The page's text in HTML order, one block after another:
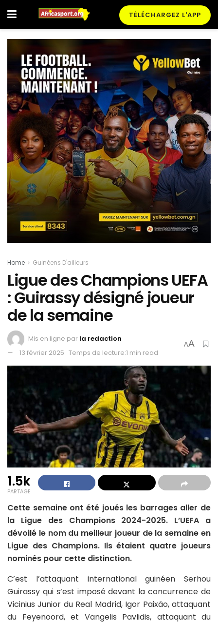
TÉLÉCHARGEZ L'APP
Home Guinéens D'ailleurs
Ligue des Champions UEFA
: Guirassy désigné joueur
de la semaine
Mis en ligne par la redaction
13 février 2025 Temps de lecture:1 min read
AA
1.5k
PARTAGE
Cette semaine ont été joués les barrages aller de
la Ligue des Champions 2024-2025. L’UEFA a
dévoilé le nom du meilleur joueur de la semaine en
Ligue des Champions. Ils étaient quatre joueurs
nominés pour cette distinction.
C’est l’attaquant international guinéen Serhou
Guirassy qui s’est imposé devant la concurrence de
Vicinius Junior du Real Madrid, Igor Paixão, attaquant
du Feyenoord, et Vangelis Pavlidis, attaquant du